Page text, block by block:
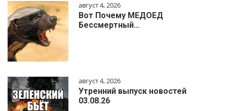
август 4, 2026
Вот Почему МЕДОЕД
Бессмертный…
август 4, 2026
Утренний выпуск новостей
03.08.26